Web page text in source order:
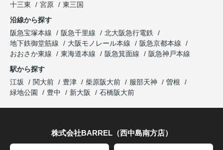
十三東
宮原
東三国
沿線から探す
阪急宝塚本線
阪急千里線
北大阪急行電鉄
地下鉄御堂筋線
大阪モノレール本線
阪急京都本線
おおさか東線
東海道本線 阪急箕面線
阪急神戸本線
駅から探す
江坂
関大前 豊津 柴原阪大前 服部天神
曽根
緑地公園
豊中 新大阪 石橋阪大前
株式会社BARREL（西中島南方店）